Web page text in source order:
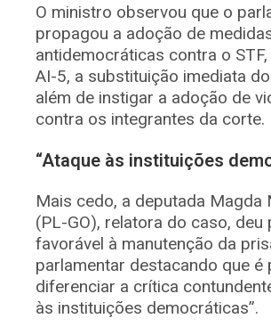
O ministro observou que o
propagou a adoção de
antidemocráticas contra o
AI-5, a substituição imediata
além de instigar a adoção de
contra os integrantes da corte.
“Ataque às instituições
Mais cedo, a deputada Magda
(PL-GO), relatora do caso, deu
favorável à manutenção da
parlamentar destacando que é
diferenciar a crítica
às instituições democráticas”.